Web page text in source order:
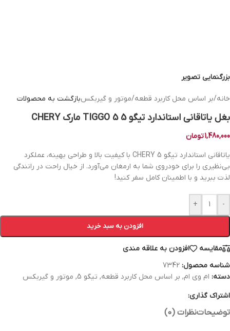
بزرگنمایی تصویر
خانه/بر اساس محل کاربرد قطعه/موتور و گیربکسبازگشت به محصولات
بغل یاتاقانی استاندارد تیگو 5 TIGGO 5 مارک CHERY
1,480,000تومان
یاتاقانی استاندارد تیگو 5 CHERY با کیفیت بالا و طراحی بهینه، عملکرد
بی‌نظیری را برای خودروی شما به ارمغان می‌آورد. از خیال راحت در رانندگی
لذت ببرید و با اطمینان کامل سفر کنید!
-
+
افزودن به سبد خرید
مقایسه
افزودن به علاقه مندی
شناسه محصول: 7342
دسته: ام وی ام, بر اساس محل کاربرد قطعه, تیگو 5 , موتور و گیربکس
اشتراک گذاری:
توضیحاتنظرات (0)